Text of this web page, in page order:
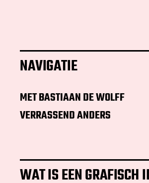
NAVIGATIE
MET BASTIAAN DE WOLFF
VERRASSEND ANDERS
WAT IS EEN GRAFISCH